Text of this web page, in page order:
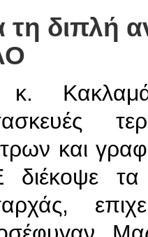
τη διπλή
και
διέκοψε